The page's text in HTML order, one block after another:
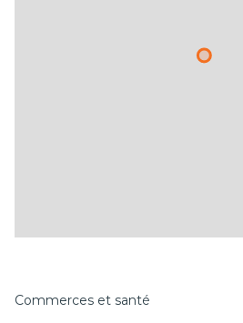
Commerces et santé